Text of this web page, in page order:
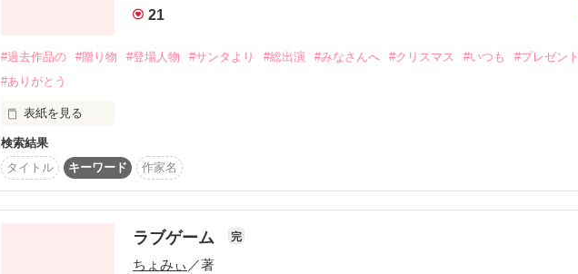
ジャンル
ステータス
中編 短編
21
#過去作品の #贈り物 #登場人物 #サンタより #総出演 #みなさんへ #クリスマス #いつも
#プレゼント
#ありがとう
表紙を見る
いつも**あい**の作品をお読みくださっている皆さんに私からクリスマスの贈り物です。
今までの作品に登場したカップル総出演のクリスマスの特別なお話をお楽しみくださいね。
検索結果
タイトル
キーワード 作家名
ラブゲーム 完
ちょみぃ ／著